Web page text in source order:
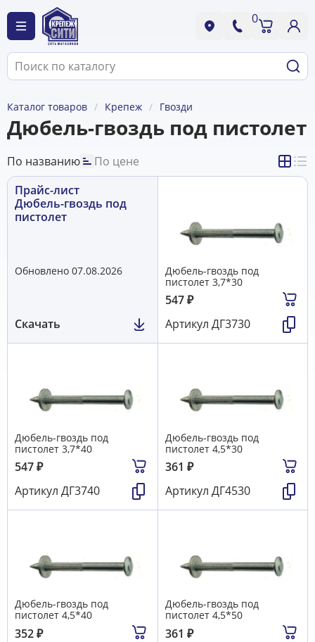
0
Каталог товаров Крепеж Гвозди
Дюбель-гвоздь под пистолет
По названию
По цене
Прайс-лист
Дюбель-гвоздь под
пистолет
Обновлено 07.08.2026
Скачать
Дюбель-гвоздь под
пистолет 3,7*30
547₽
Артикул ДГ3730
Дюбель-гвоздь под
пистолет 3,7*40
547₽
Артикул ДГ3740
Дюбель-гвоздь под
пистолет 4,5*30
361 ₽
Артикул ДГ4530
Дюбель-гвоздь под
пистолет 4,5*40
352₽
Дюбель-гвоздь под
пистолет 4,5*50
361 ₽